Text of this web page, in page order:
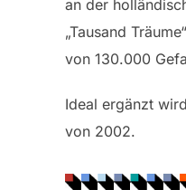
an der
„Tausand
von 130.000
Ideal ergänzt
von 2002.